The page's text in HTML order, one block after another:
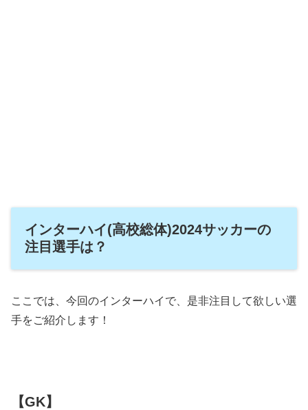
インターハイ(高校総体)2024サッカーの
注目選手は？
ここでは、今回のインターハイで、是非注目して欲しい選
手をご紹介します！
【GK】